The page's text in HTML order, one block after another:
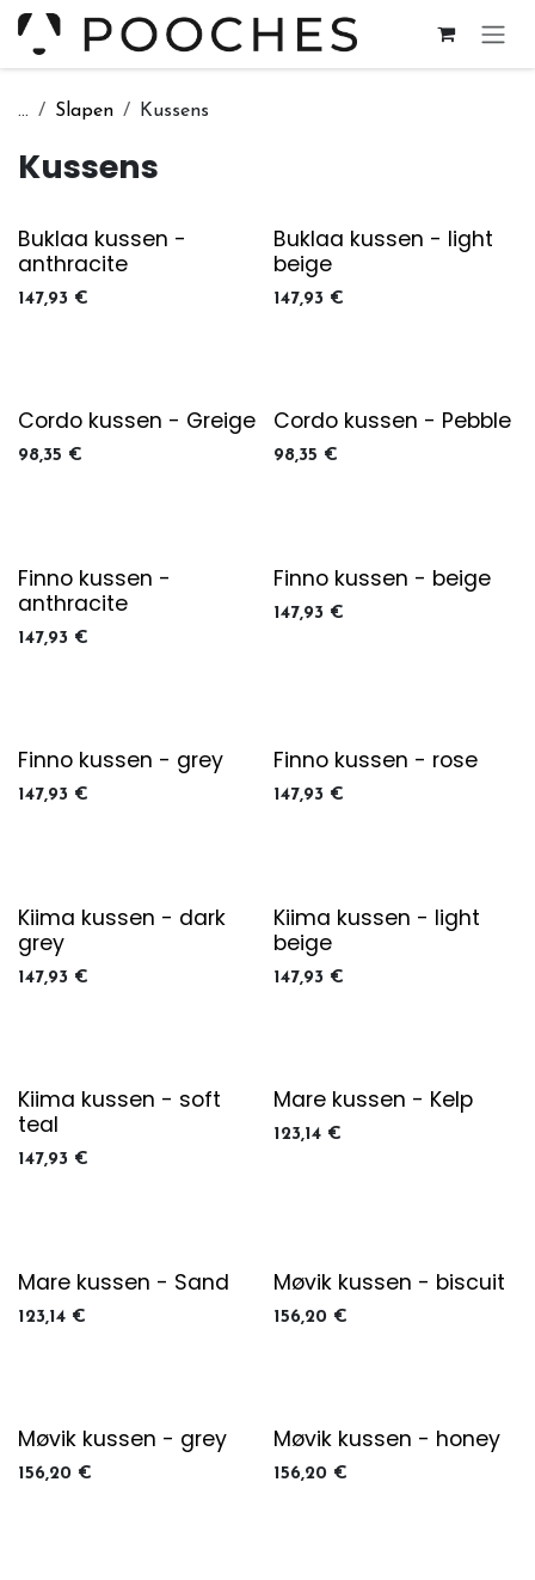
Overslaan naar inhoud
... Slapen Kussens
Kussens
Buklaa kussen -
anthracite
147,93 €
Buklaa kussen - light
beige
147,93 €
Cordo kussen - Greige
98,35 €
Cordo kussen - Pebble
98,35 €
Finno kussen -
anthracite
147,93 €
Finno kussen - beige
147,93 €
Finno kussen - grey
147,93 €
Finno kussen - rose
147,93 €
Kiima kussen - dark
grey
147,93 €
Kiima kussen - light
beige
147,93 €
Kiima kussen - soft
teal
147,93 €
Mare kussen - Kelp
123,14€
Mare kussen - Sand
123,14 €
Møvik kussen - biscuit
156,20 €
Møvik kussen - grey
156,20 €
Møvik kussen - honey
156,20 €